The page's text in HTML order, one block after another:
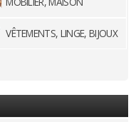
VÊTEMENTS, LINGE, BIJOUX